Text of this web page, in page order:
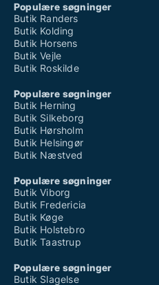
Populære søgninger
Butik Randers
Butik Kolding
Butik Horsens
Butik Vejle
Butik Roskilde
Populære søgninger
Butik Herning
Butik Silkeborg
Butik Hørsholm
Butik Helsingør
Butik Næstved
Populære søgninger
Butik Viborg
Butik Fredericia
Butik Køge
Butik Holstebro
Butik Taastrup
Populære søgninger
Butik Slagelse